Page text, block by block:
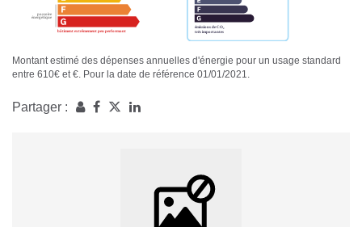
Montant estimé des dépenses annuelles d'énergie pour un usage standard
entre 610€ et €. Pour la date de référence 01/01/2021.
Partager :